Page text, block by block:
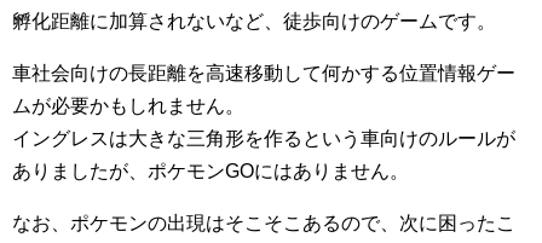
孵化距離に加算されないなど、徒歩向けのゲームです。
車社会向けの長距離を高速移動して何かする位置情報ゲー
ムが必要かもしれません。
イングレスは大きな三角形を作るという車向けのルールが
ありましたが、ポケモンGOにはありません。
なお、ポケモンの出現はそこそこあるので、次に困ったこ